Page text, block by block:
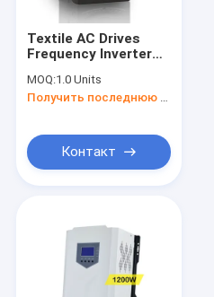
продукты
О Компании
Textile AC Drives
Frequency Inverter
China
MOQ:1.0 Units
Контакт